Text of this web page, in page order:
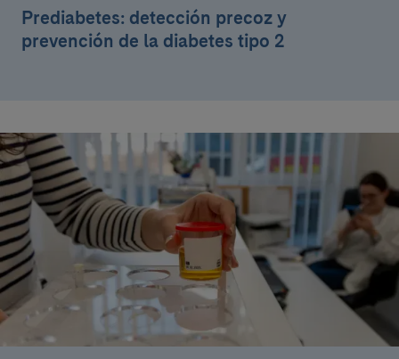
Prediabetes: detección precoz y
prevención de la diabetes tipo 2